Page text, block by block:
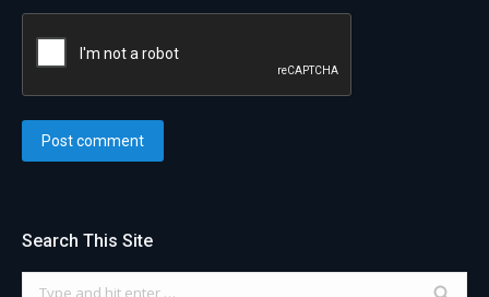
Post comment
Search This Site
Search: